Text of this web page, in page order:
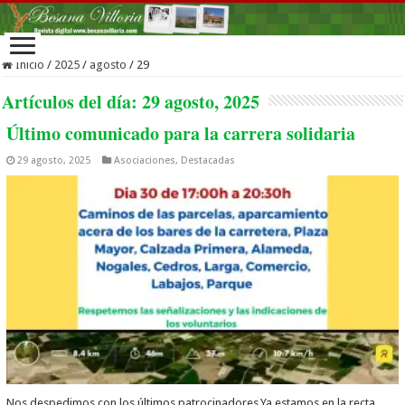
Inicio / 2025 / agosto / 29
Artículos del día:29 agosto, 2025
Último comunicado para la carrera solidaria
29 agosto, 2025 Asociaciones, Destacadas